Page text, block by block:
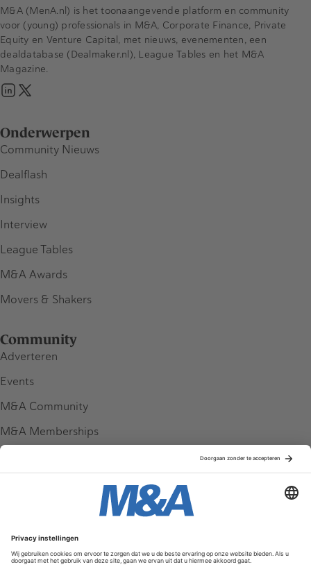
Onderwerpen
Community Nieuws
Dealflash
Insights
Interview
League Tables
M&A Awards
Movers & Shakers
Community
Adverteren
Events
M&A Community
M&A Memberships
Service & Contact
Contact
M&A (MenA.nl) is het toonaangevende platform en community
voor (young) professionals in M&A, Corporate Finance, Private
Equity en Venture Capital, met nieuws, evenementen, een
dealdatabase (Dealmaker.nl), League Tables en het M&A
Magazine.